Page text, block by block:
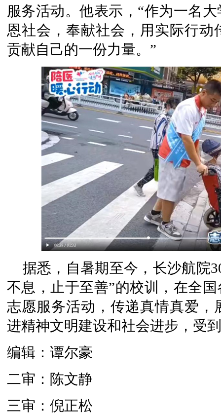
服务活动。他表示，“作为一名
恩社会，奉献社会，用实际行
贡献自己的一份力量。”
据悉，自暑期至今，长沙航院
不息，止于至善”的校训，在全
志愿服务活动，传递真情真爱
进精神文明建设和社会进步，受
编辑：谭尔豪
二审：陈文静
三审：倪正松